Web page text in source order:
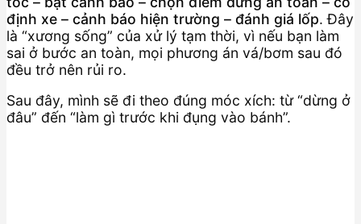
định xe – cảnh báo hiện trường – đánh giá lốp. Đây
là “xương sống” của xử lý tạm thời, vì nếu bạn làm
sai ở bước an toàn, mọi phương án vá/bơm sau đó
đều trở nên rủi ro.
Sau đây, mình sẽ đi theo đúng móc xích: từ “dừng ở
đâu” đến “làm gì trước khi đụng vào bánh”.